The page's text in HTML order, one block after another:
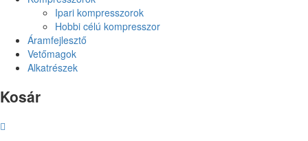
Ipari kompresszorok
Hobbi célú kompresszor
Áramfejlesztő
Vetőmagok
Alkatrészek
Kosár